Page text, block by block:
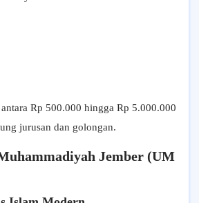
Rp 500.000 hingga Rp 5.000.000
jurusan dan golongan.
Jember (UM